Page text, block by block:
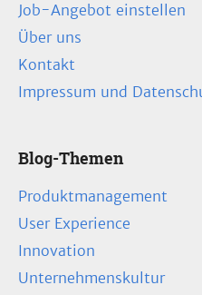
Job-Angebot einstellen
Über uns
Kontakt
Impressum und
Blog-Themen
Produktmanagement
User Experience
Innovation
Unternehmenskultur